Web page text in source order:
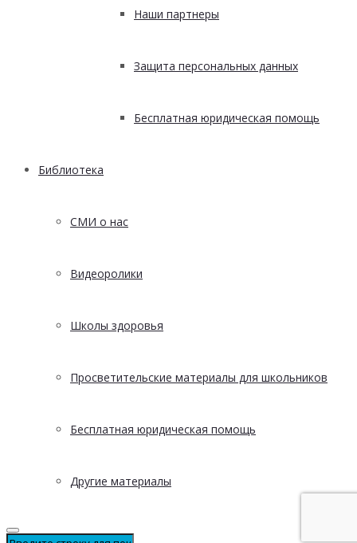
Наши партнеры
Защита персональных данных
Бесплатная юридическая помощь
Библиотека
СМИ о нас
Видеоролики
Школы здоровья
Просветительские материалы для школьников
Бесплатная юридическая помощь
Другие материалы